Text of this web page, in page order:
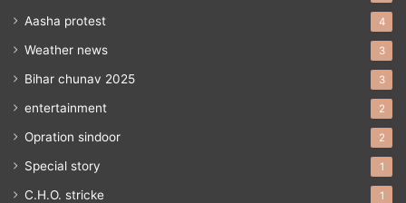
Aasha protest 4
Weather news 3
Bihar chunav 2025 3
entertainment 2
Opration sindoor 2
Special story 1
C.H.O. stricke 1